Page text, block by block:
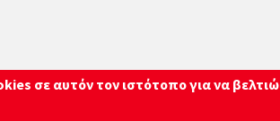
σε αυτόν τον ιστότοπο για να